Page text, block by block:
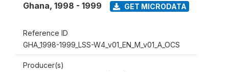
Ghana, 1998 - 1999 GET MICRODATA
Reference ID
GHA_1998-1999_LSS-W4_v01_EN_M_v01_A_OCS
Producer(s)